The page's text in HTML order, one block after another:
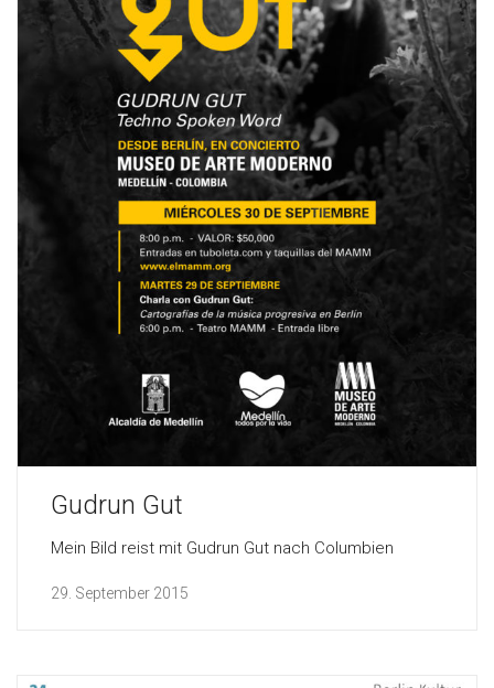
Gudrun Gut
Mein Bild reist mit Gudrun Gut nach Columbien
29. September 2015